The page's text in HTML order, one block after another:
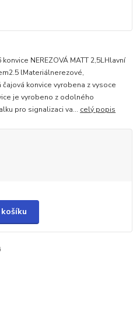
NEREZOVÁ MATT 2,5LHlavní
lMateriálnerezové,
konvice vyrobena z vysoce
je vyrobeno z odolného
pro signalizaci va... celý popis